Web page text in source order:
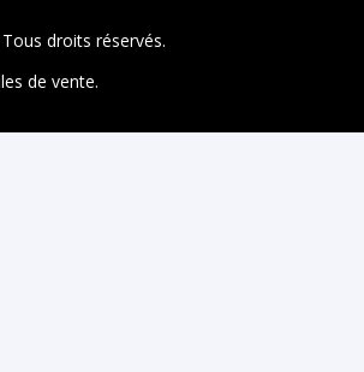
droits réservés.
de vente.